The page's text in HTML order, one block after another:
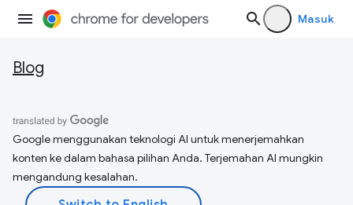
Masuk
Blog
Google menggunakan teknologi AI untuk menerjemahkan
konten ke dalam bahasa pilihan Anda. Terjemahan AI mungkin
mengandung kesalahan.